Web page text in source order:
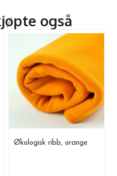
også
Økologisk ribb, orange